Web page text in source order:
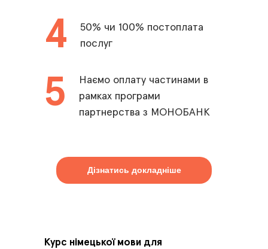
4
50% чи 100% постоплата
послуг
Дізнатись докладніше
5
Наємо оплату частинами в
рамках програми
партнерства з МОНОБАНК
Курс німецької мови для